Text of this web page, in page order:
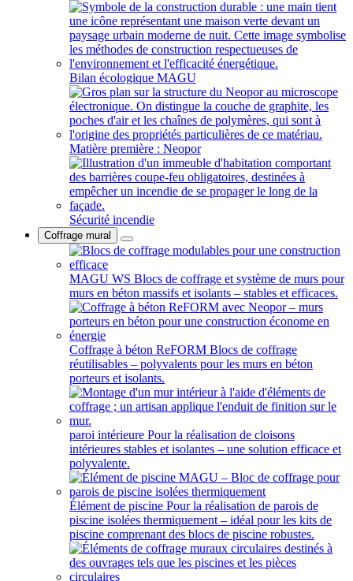
Bilan écologique MAGU
Matière première : Neopor
Sécurité incendie
Coffrage mural
MAGU WS Blocs de coffrage et système de murs pour
murs en béton massifs et isolants – stables et efficaces.
Coffrage à béton ReFORM Blocs de coffrage
réutilisables – polyvalents pour les murs en béton
porteurs et isolants.
paroi intérieure Pour la réalisation de cloisons
intérieures stables et isolantes – une solution efficace et
polyvalente.
Élément de piscine Pour la réalisation de parois de
piscine isolées thermiquement – idéal pour les kits de
piscine comprenant des blocs de piscine robustes.